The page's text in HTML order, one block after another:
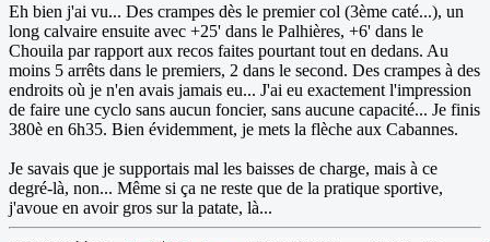
Eh bien j'ai vu... Des crampes dès le premier col (3ème caté...), un
long calvaire ensuite avec +25' dans le Palhières, +6' dans le
Chouila par rapport aux recos faites pourtant tout en dedans. Au
moins 5 arrêts dans le premiers, 2 dans le second. Des crampes à des
endroits où je n'en avais jamais eu... J'ai eu exactement l'impression
de faire une cyclo sans aucun foncier, sans aucune capacité... Je finis
380è en 6h35. Bien évidemment, je mets la flèche aux Cabannes.
Je savais que je supportais mal les baisses de charge, mais à ce
degré-là, non... Même si ça ne reste que de la pratique sportive,
j'avoue en avoir gros sur la patate, là...